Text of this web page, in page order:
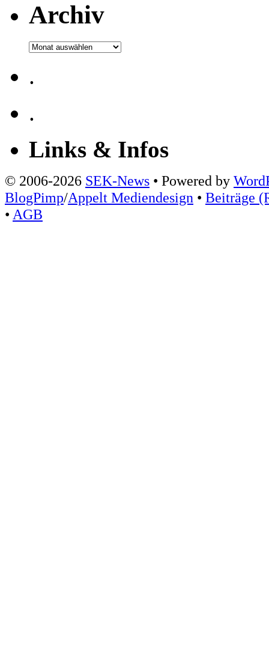
Archiv
Archiv
.
.
Links & Infos
© 2006-2026 SEK-News • Powered by
BlogPimp/Appelt Mediendesign • Beiträge
• AGB